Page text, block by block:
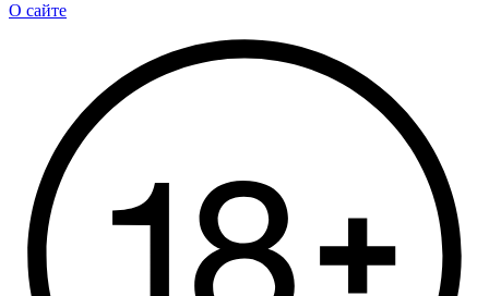
О сайте